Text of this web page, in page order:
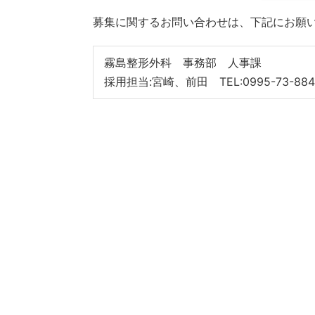
募集に関するお問い合わせは、下記にお願
霧島整形外科 事務部 人事課
採用担当:宮崎、前田 TEL:0995-73-